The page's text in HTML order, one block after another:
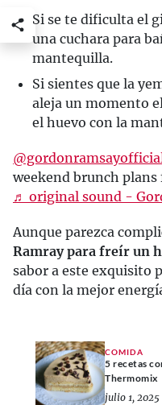
Si se te dificulta el
una cuchara para
mantequilla.
Si sientes que la
aleja un momento
el huevo con la
weekend brunch plans
♬ original sound -
Aunque parezca
Ramray para freír un
sabor a este exquisito
día con la mejor
COMIDA
5 recetas
Thermomix
julio 1, 2025